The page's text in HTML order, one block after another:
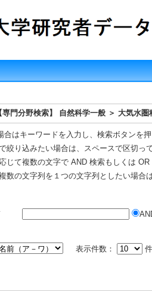
専門分野検索】 自然科学一般 ＞ 大気水圏
合はキーワードを入力し、検索ボタンを
絞り込みたい場合は、スペースで区切っ
じて複数の文字で AND 検索もしくは
数の文字列を１つの文字列としたい場合
表示件数：